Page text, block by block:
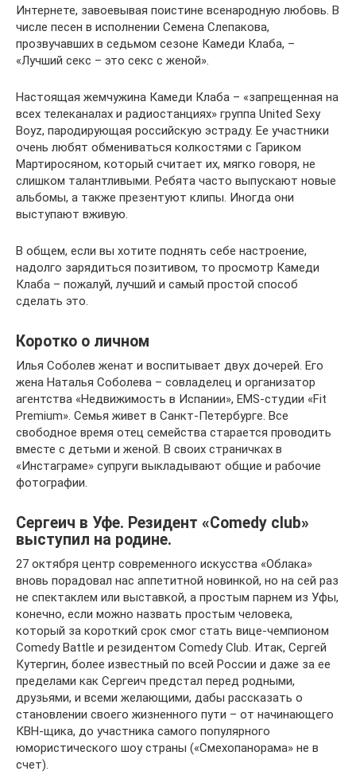
Интернете, завоевывая поистине всенародную любовь. В
числе песен в исполнении Семена Слепакова,
прозвучавших в седьмом сезоне Камеди Клаба, –
«Лучший секс – это секс с женой».
Настоящая жемчужина Камеди Клаба – «запрещенная на
всех телеканалах и радиостанциях» группа United Sexy
Boyz, пародирующая российскую эстраду. Ее участники
очень любят обмениваться колкостями с Гариком
Мартиросяном, который считает их, мягко говоря, не
слишком талантливыми. Ребята часто выпускают новые
альбомы, а также презентуют клипы. Иногда они
выступают вживую.
В общем, если вы хотите поднять себе настроение,
надолго зарядиться позитивом, то просмотр Камеди
Клаба – пожалуй, лучший и самый простой способ
сделать это.
Коротко о личном
Илья Соболев женат и воспитывает двух дочерей. Его
жена Наталья Соболева – совладелец и организатор
агентства «Недвижимость в Испании», EMS-студии «Fit
Premium». Семья живет в Санкт-Петербурге. Все
свободное время отец семейства старается проводить
вместе с детьми и женой. В своих страничках в
«Инстаграме» супруги выкладывают общие и рабочие
фотографии.
Сергеич в Уфе. Резидент «Comedy club»
выступил на родине.
27 октября центр современного искусства «Облака»
вновь порадовал нас аппетитной новинкой, но на сей раз
не спектаклем или выставкой, а простым парнем из Уфы,
конечно, если можно назвать простым человека,
который за короткий срок смог стать вице-чемпионом
Comedy Battle и резидентом Comedy Club. Итак, Сергей
Кутергин, более известный по всей России и даже за ее
пределами как Сергеич предстал перед родными,
друзьями, и всеми желающими, дабы рассказать о
становлении своего жизненного пути – от начинающего
КВН-щика, до участника самого популярного
юмористического шоу страны («Смехопанорама» не в
счет).